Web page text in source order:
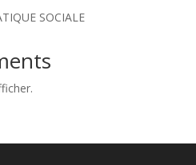
SOCIALE